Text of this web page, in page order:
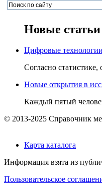
Новые статьи
Цифровые
Согласно
Новые открытия в
Каждый пятый
© 2013-2025 Справочник
Карта каталога
Информация взята из
Пользовательское